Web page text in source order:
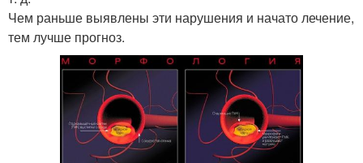
Чем раньше выявлены эти нарушения и начато лечение,
тем лучше прогноз.